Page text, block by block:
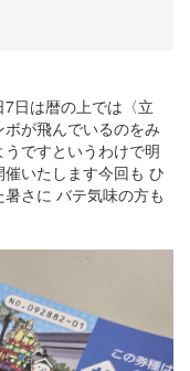
日は暦の上では〈立
が飛んでいるのをみ
ですというわけで明
いたします今回も ひ
さに バテ気味の方も